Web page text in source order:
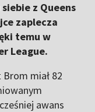
z Queens
zaplecza
temu w
League.
miał 82
awans